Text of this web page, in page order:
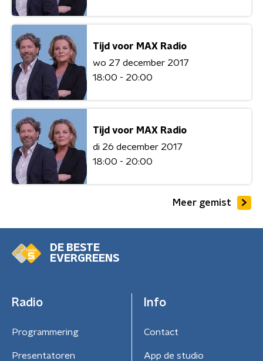
Tijd voor MAX Radio
wo 27 december 2017
18:00 - 20:00
Tijd voor MAX Radio
di 26 december 2017
18:00 - 20:00
Meer gemist
DE BESTE
EVERGREENS
Radio
Programmering
Presentatoren
Info
Contact
App de studio